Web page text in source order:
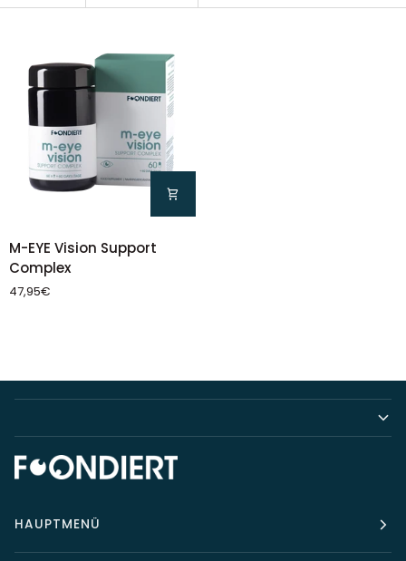
M-
EYE
Vision
Support
M-EYE Vision Support
Complex
47,95€
HAUPTMENÜ